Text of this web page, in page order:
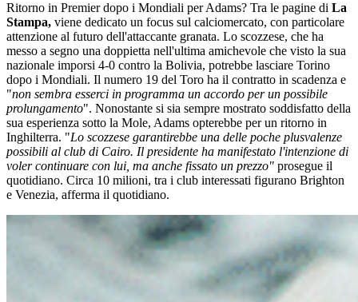
Ritorno in Premier dopo i Mondiali per Adams? Tra le pagine di La
Stampa, viene dedicato un focus sul calciomercato, con particolare
attenzione al futuro dell'attaccante granata. Lo scozzese, che ha
messo a segno una doppietta nell'ultima amichevole che visto la sua
nazionale imporsi 4-0 contro la Bolivia, potrebbe lasciare Torino
dopo i Mondiali. Il numero 19 del Toro ha il contratto in scadenza e
"non sembra esserci in programma un accordo per un possibile
prolungamento". Nonostante si sia sempre mostrato soddisfatto della
sua esperienza sotto la Mole, Adams opterebbe per un ritorno in
Inghilterra. "Lo scozzese garantirebbe una delle poche plusvalenze
possibili al club di Cairo. Il presidente ha manifestato l'intenzione di
voler continuare con lui, ma anche fissato un prezzo" prosegue il
quotidiano. Circa 10 milioni, tra i club interessati figurano Brighton
e Venezia, afferma il quotidiano.